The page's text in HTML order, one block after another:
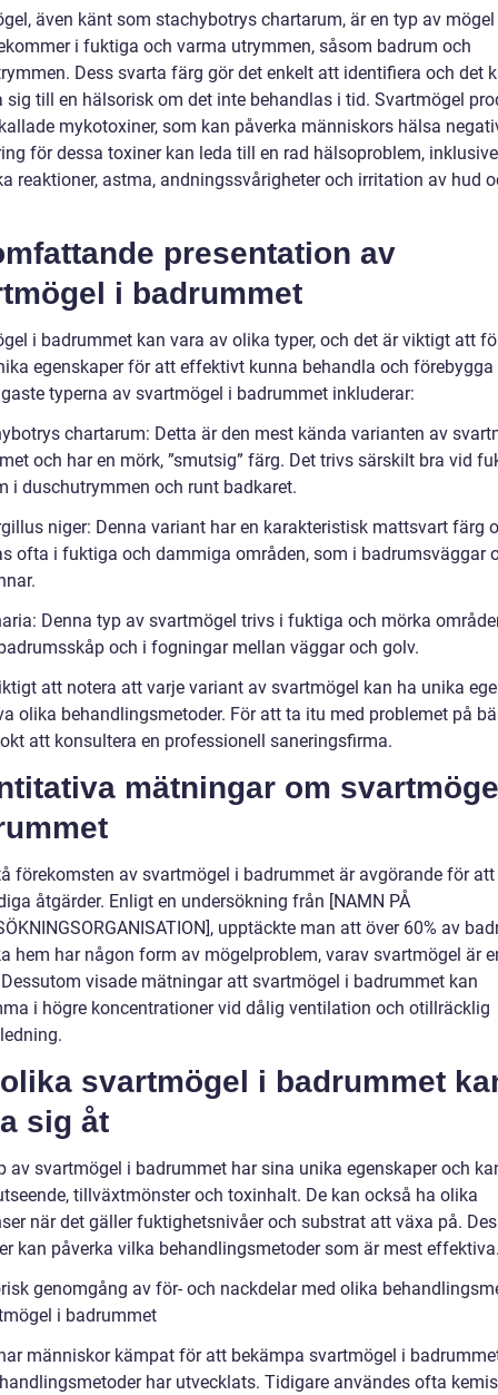
även känt som stachybotrys chartarum, är en typ av
i fuktiga och varma utrymmen, såsom badrum och
Dess svarta färg gör det enkelt att identifiera och det
sig till en hälsorisk om det inte behandlas i tid. Svartmögel
mykotoxiner, som kan påverka människors hälsa
för dessa toxiner kan leda till en rad hälsoproblem, inklusive
reaktioner, astma, andningssvårigheter och irritation av hud
presentation av
i badrummet
i badrummet kan vara av olika typer, och det är viktigt att
egenskaper för att effektivt kunna behandla och förebygga
typerna av svartmögel i badrummet inkluderar:
chartarum: Detta är den mest kända varianten av
och har en mörk, ”smutsig” färg. Det trivs särskilt bra vid
i duschutrymmen och runt badkaret.
niger: Denna variant har en karakteristisk mattsvart färg
ofta i fuktiga och dammiga områden, som i badrumsväggar
Denna typ av svartmögel trivs i fuktiga och mörka
och i fogningar mellan väggar och golv.
att notera att varje variant av svartmögel kan ha unika
olika behandlingsmetoder. För att ta itu med problemet på
att konsultera en professionell saneringsfirma.
mätningar om
förekomsten av svartmögel i badrummet är avgörande för
åtgärder. Enligt en undersökning från [NAMN PÅ
upptäckte man att över 60% av
hem har någon form av mögelproblem, varav svartmögel är
visade mätningar att svartmögel i badrummet kan
i högre koncentrationer vid dålig ventilation och otillräcklig
svartmögel i badrummet
sig åt
av svartmögel i badrummet har sina unika egenskaper och
tillväxtmönster och toxinhalt. De kan också ha olika
när det gäller fuktighetsnivåer och substrat att växa på.
kan påverka vilka behandlingsmetoder som är mest
genomgång av för- och nackdelar med olika
i badrummet
människor kämpat för att bekämpa svartmögel i
har utvecklats. Tidigare användes ofta